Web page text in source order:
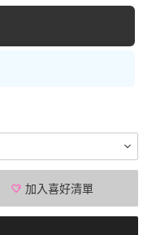
加入喜好清單